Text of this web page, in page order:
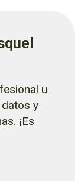
u
y
¡Es